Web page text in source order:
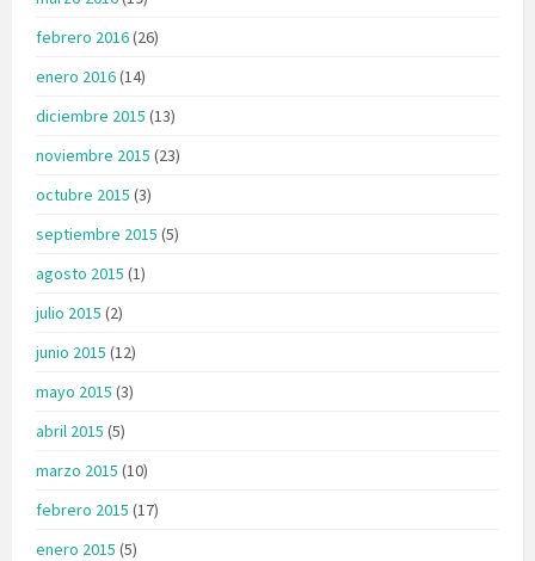
febrero 2016(26)
enero 2016(14)
diciembre 2015 (13)
noviembre 2015 (23)
octubre 2015 (3)
septiembre 2015 (5)
agosto 2015 (1)
julio 2015 (2)
junio 2015 (12)
mayo 2015 (3)
abril 2015 (5)
marzo 2015 (10)
febrero 2015 (17)
enero 2015 (5)